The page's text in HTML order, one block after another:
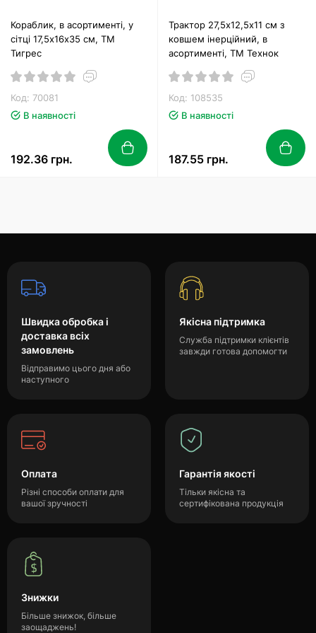
Кораблик, в асортименті, у
сітці 17,5х16х35 см, TM
Тигрес
Код: 70081
В наявності
192.36 грн.
Трактор 27,5х12,5х11 см з
ковшем інерційний, в
асортименті, ТМ Технок
Код: 108535
В наявності
187.55 грн.
Швидка обробка і
доставка всіх
замовлень
Відправимо цього дня або
наступного
Якісна підтримка
Служба підтримки клієнтів
завжди готова допомогти
Оплата
Різні способи оплати для
вашої зручності
Гарантія якості
Тільки якісна та
сертифікована продукція
Знижки
Більше знижок, більше
заощаджень!